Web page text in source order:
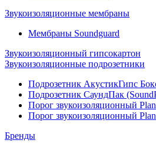
Звукоизоляционные мембраны
Мембраны Soundguard
Звукоизоляционный гипсокартон
Звукоизоляционные подрозетники
Подрозетник АкустикГипс
Подрозетник СаундПак
Порог звукоизоляционный
Порог звукоизоляционный
Бренды